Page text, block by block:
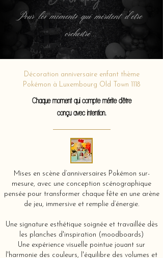
Pour les moments qui méritent d'etre
orchestré...
Décoration anniversaire enfant thème
Pokémon à Luxembourg Old Town 1118
Chaque moment qui compte mérite d'être
conçu avec intention.
Mises en scène d’anniversaires Pokémon sur-
mesure, avec une conception scénographique
pensée pour transformer chaque fête en une arène
de jeu, immersive et remplie d’énergie.
Une signature esthétique soignée et travaillée dès
les planches d'inspiration (moodboards)
Une expérience visuelle pointue jouant sur
l'harmonie des couleurs, l'équilibre des volumes et